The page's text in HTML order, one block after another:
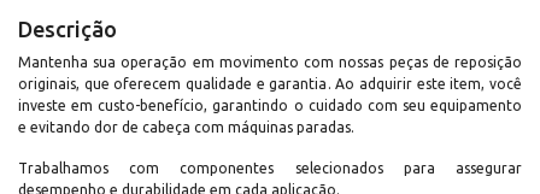
Descrição
Mantenha sua operação em movimento com nossas peças de reposição
originais, que oferecem qualidade e garantia. Ao adquirir este item, você
investe em custo-benefício, garantindo o cuidado com seu equipamento
e evitando dor de cabeça com máquinas paradas.
Trabalhamos com componentes selecionados para assegurar
desempenho e durabilidade em cada aplicação.